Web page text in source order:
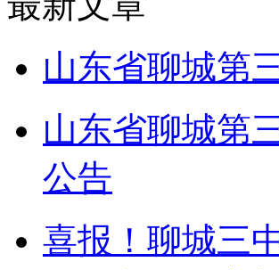
山东省聊城第
山东省聊城第
公告
喜报！聊城三